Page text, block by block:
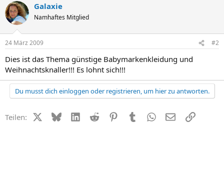
Galaxie
Namhaftes Mitglied
24 März 2009 #2
Dies ist das Thema günstige Babymarkenkleidung und
Weihnachtsknaller!!! Es lohnt sich!!!
Du musst dich einloggen oder registrieren, um hier zu antworten.
Teilen: X (Twitter)
BlueskyLinkedIn
Reddit PinterestTumblr WhatsApp
E-MailLink